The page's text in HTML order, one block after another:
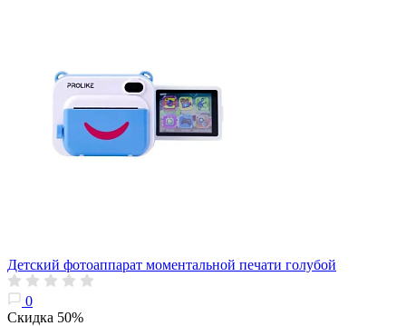
Детский фотоаппарат моментальной печати голубой
0
Скидка 50%